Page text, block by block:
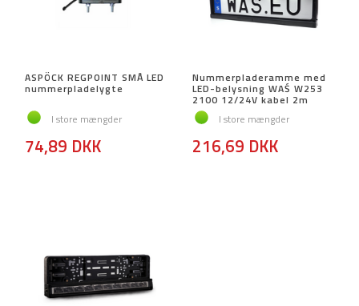
ASPÖCK REGPOINT SMÅ LED
nummerpladelygte
I store mængder
74,89 DKK
Nummerpladeramme med
LED-belysning WAŚ W253
2100 12/24V kabel 2m
I store mængder
216,69 DKK